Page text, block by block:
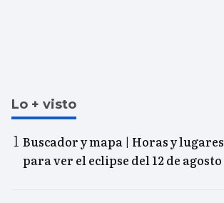
Lo + visto
Buscador y mapa | Horas y lugares
para ver el eclipse del 12 de agosto